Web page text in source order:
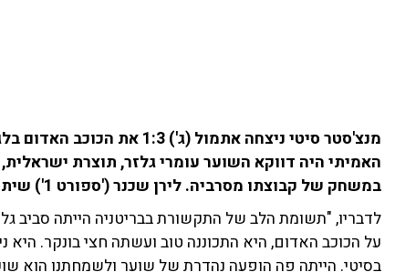
לדבריו, "תשומת הלב של התקשורת בבריטניה הייתה סביב
על הכוכב האדום, היא התכוננה טוב ועשתה חצי בונקר. היא
בסיטי. הייתה פה הופעה נהדרת של שוער ולשמחתנו הוא
אני לא חושב שזה העניין".
20/09/2023